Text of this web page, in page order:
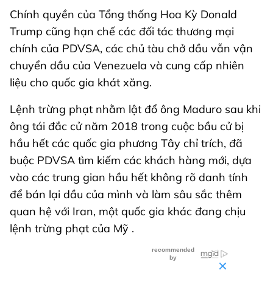
Chính quyền của Tổng thống Hoa Kỳ Donald
Trump cũng hạn chế các đối tác thương mại
chính của PDVSA, các chủ tàu chở dầu vẫn vận
chuyển dầu của Venezuela và cung cấp nhiên
liệu cho quốc gia khát xăng.
Lệnh trừng phạt nhằm lật đổ ông Maduro sau khi
ông tái đắc cử năm 2018 trong cuộc bầu cử bị
hầu hết các quốc gia phương Tây chỉ trích, đã
buộc PDVSA tìm kiếm các khách hàng mới, dựa
vào các trung gian hầu hết không rõ danh tính
để bán lại dầu của mình và làm sâu sắc thêm
quan hệ với Iran, một quốc gia khác đang chịu
lệnh trừng phạt của Mỹ .